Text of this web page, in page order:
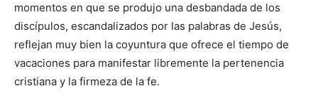
momentos en que se produjo una desbandada de los
discípulos, escandalizados por las palabras de Jesús,
reflejan muy bien la coyuntura que ofrece el tiempo de
vacaciones para manifestar libremente la pertenencia
cristiana y la firmeza de la fe.